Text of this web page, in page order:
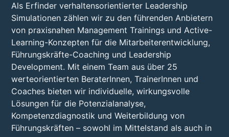
Als Erfinder verhaltensorientierter Leadership
Simulationen zählen wir zu den führenden Anbietern
von praxisnahen Management Trainings und Active-
Learning-Konzepten für die Mitarbeiterentwicklung,
Führungskräfte-Coaching und Leadership
Development. Mit einem Team aus über 25
werteorientierten BeraterInnen, TrainerInnen und
Coaches bieten wir individuelle, wirkungsvolle
Lösungen für die Potenzialanalyse,
Kompetenzdiagnostik und Weiterbildung von
Führungskräften – sowohl im Mittelstand als auch in